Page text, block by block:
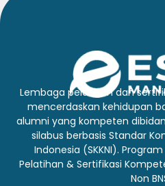
Lembaga pelatihan dan
mencerdaskan kehidupan
alumni yang kompeten
silabus berbasis Standar
Indonesia (SKKNI).
Pelatihan & Sertifikasi
Non